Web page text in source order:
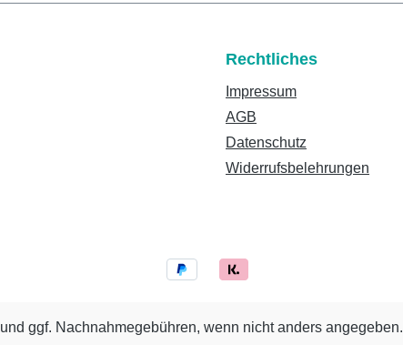
Rechtliches
Impressum
AGB
Datenschutz
Widerrufsbelehrungen
und ggf. Nachnahmegebühren, wenn nicht anders angegeben.